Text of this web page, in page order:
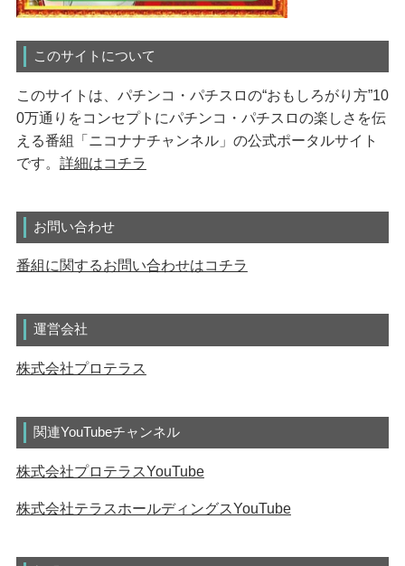
このサイトについて
このサイトは、パチンコ・パチスロの“おもしろがり方”10
0万通りをコンセプトにパチンコ・パチスロの楽しさを伝
える番組「ニコナナチャンネル」の公式ポータルサイト
です。 詳細はコチラ
お問い合わせ
番組に関するお問い合わせはコチラ
運営会社
株式会社プロテラス
関連YouTubeチャンネル
株式会社プロテラスYouTube
株式会社テラスホールディングスYouTube